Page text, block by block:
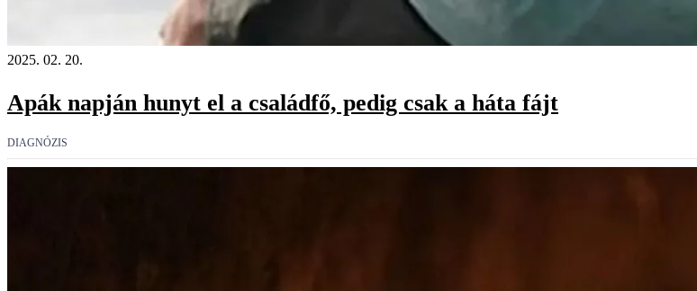
2025. 02. 20.
Apák napján hunyt el a családfő, pedig csak a háta fájt
DIAGNÓZIS